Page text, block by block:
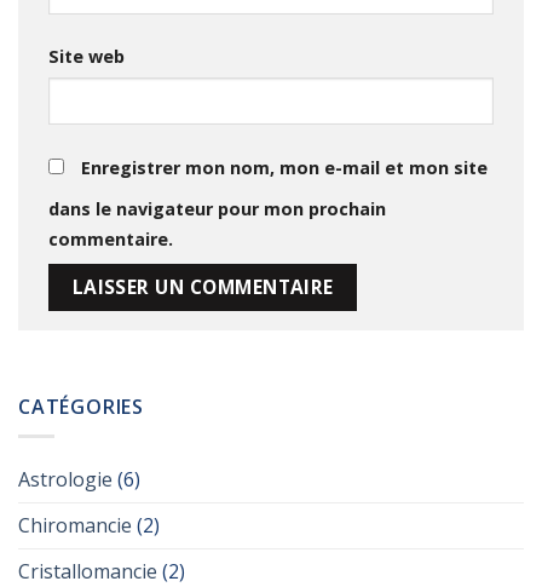
Site web
Enregistrer mon nom, mon e-mail et mon site
dans le navigateur pour mon prochain
commentaire.
CATÉGORIES
Astrologie (6)
Chiromancie (2)
Cristallomancie (2)